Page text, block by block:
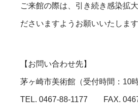
ご来館の際は、引き続き感染拡
ださいますようお願いいたします
【お問い合わせ先】
茅ヶ崎市美術館（受付時間：10
TEL. 0467-88-1177 FAX.